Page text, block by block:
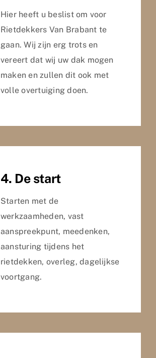
Hier heeft u beslist om voor
Rietdekkers Van Brabant te
gaan. Wij zijn erg trots en
vereert dat wij uw dak mogen
maken en zullen dit ook met
volle overtuiging doen.
4. De start
Starten met de
werkzaamheden, vast
aanspreekpunt, meedenken,
aansturing tijdens het
rietdekken, overleg, dagelijkse
voortgang.